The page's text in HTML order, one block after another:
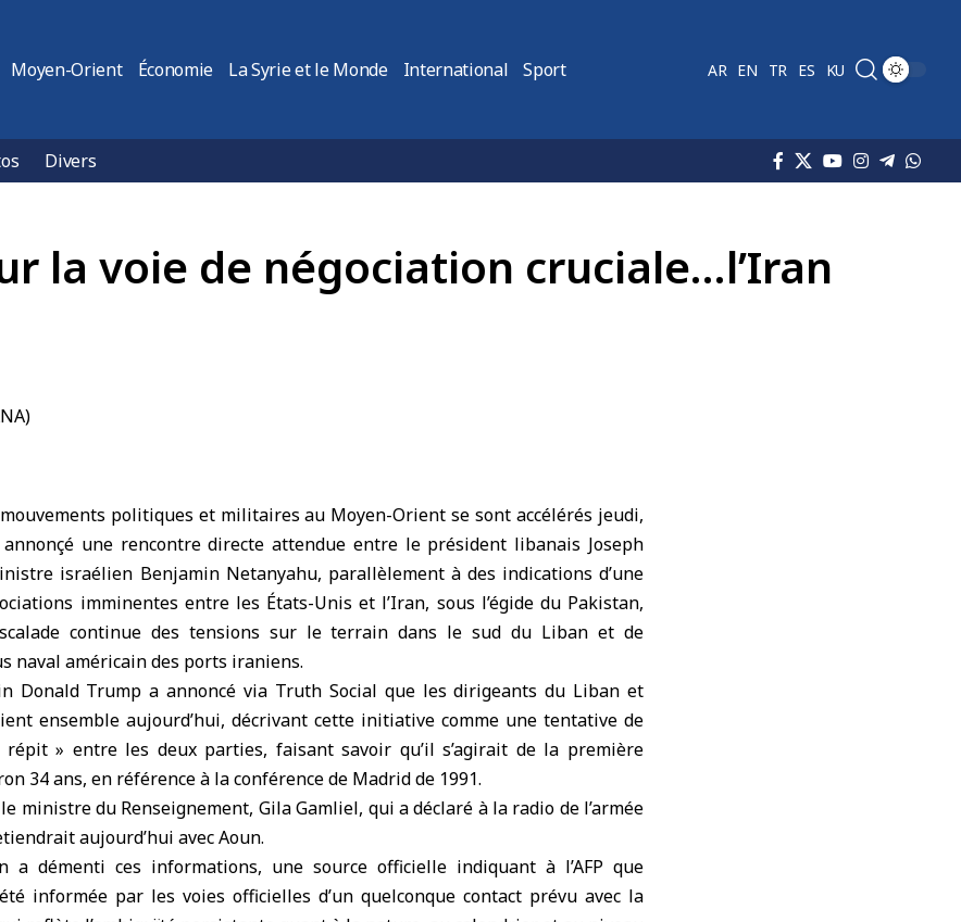
Moyen-Orient Économie La Syrie et le Monde International Sport AR EN TR ES KU
Divers
la voie de négociation cruciale…l’Iran
politiques et militaires au Moyen-Orient se sont accélérés jeudi,
une rencontre directe attendue entre le président libanais Joseph
israélien Benjamin Netanyahu, parallèlement à des indications d’une
imminentes entre les États-Unis et l’Iran, sous l’égide du Pakistan,
continue des tensions sur le terrain dans le sud du Liban et de
naval américain des ports iraniens.
Donald Trumpa annoncé via Truth Social que les dirigeants du Liban et
ensemble aujourd’hui, décrivant cette initiative comme une tentative de
» entre les deux parties, faisant savoir qu’il s’agirait de la première
34 ans, en référence à la conférence de Madrid de 1991.
ministre du Renseignement, Gila Gamliel, qui a déclaré à la radio de l’armée
aujourd’hui avec Aoun.
a démenti ces informations, une source officielle indiquant à l’AFP que
informée par les voies officielles d’un quelconque contact prévu avec la